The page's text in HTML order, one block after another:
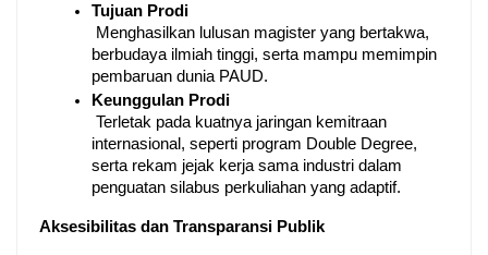
Tujuan Prodi
berbudaya ilmiah tinggi, serta mampu memimpin
pembaruan dunia PAUD.
Keunggulan Prodi
internasional, seperti program Double Degree,
serta rekam jejak kerja sama industri dalam
penguatan silabus perkuliahan yang adaptif.
Aksesibilitas dan Transparansi Publik